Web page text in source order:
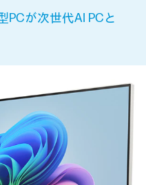
PCが次世代AI PCと